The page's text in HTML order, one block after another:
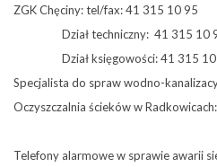
ZGK Chęciny: tel/fax: 41 315 10 95
Dział techniczny: 41 315 10
Dział księgowości: 41 315 10
Specjalista do spraw wodno-
Oczyszczalnia ścieków w
Telefony alarmowe w sprawie awarii